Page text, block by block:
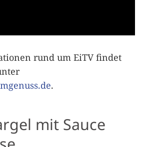
rund um EiTV fin­det
.
mit Sauce